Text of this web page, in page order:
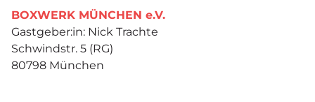
BOXWERK MÜNCHEN e.V.
Gastgeber:in: Nick Trachte
Schwindstr. 5 (RG)
80798 München